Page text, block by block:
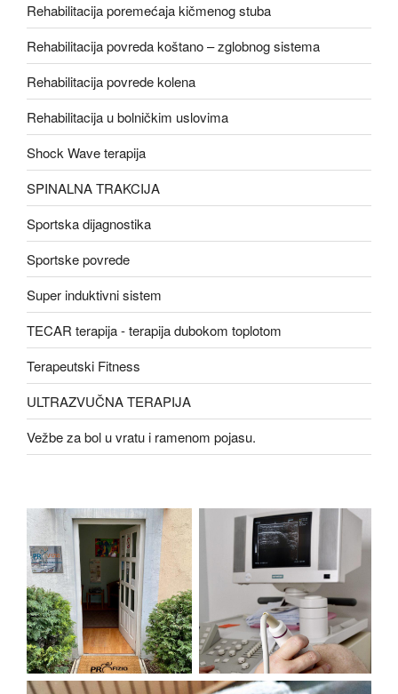
Rehabilitacija poremećaja kičmenog stuba
Rehabilitacija povreda koštano – zglobnog sistema
Rehabilitacija povrede kolena
Rehabilitacija u bolničkim uslovima
Shock Wave terapija
SPINALNA TRAKCIJA
Sportska dijagnostika
Sportske povrede
Super induktivni sistem
TECAR terapija - terapija dubokom toplotom
Terapeutski Fitness
ULTRAZVUČNA TERAPIJA
Vežbe za bol u vratu i ramenom pojasu.